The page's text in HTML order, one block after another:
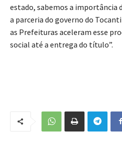
estado, sabemos a importância
a parceria do governo do
as Prefeituras aceleram esse
social até a entrega do título”.